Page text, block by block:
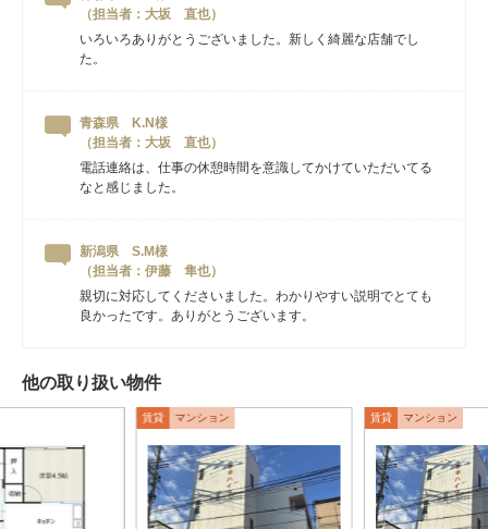
（担当者：大坂 直也）
いろいろありがとうございました。新しく綺麗な店舗でし
た。
青森県 K.N様
（担当者：大坂 直也）
電話連絡は、仕事の休憩時間を意識してかけていただいてる
なと感じました。
新潟県 S.M様
（担当者：伊藤 隼也）
親切に対応してくださいました。わかりやすい説明でとても
良かったです。ありがとうございます。
他の取り扱い物件
賃貸 マンション 賃貸 マンション